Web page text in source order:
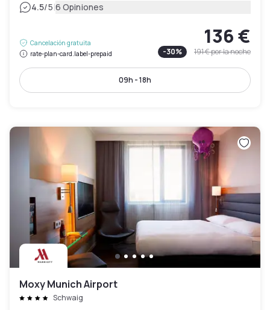
4.5/5|6 Opiniones
Cancelación gratuita
rate-plan-card.label-prepaid
136 €
-30% 191 €por la noche
09h - 18h
Moxy Munich Airport
Schwaig